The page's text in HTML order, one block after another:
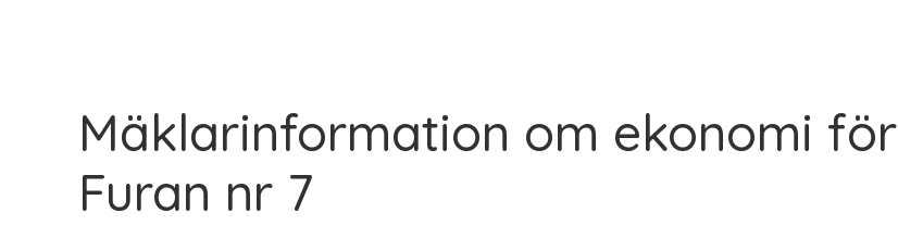
Mäklarinformation om ekonomi för
Furan nr 7